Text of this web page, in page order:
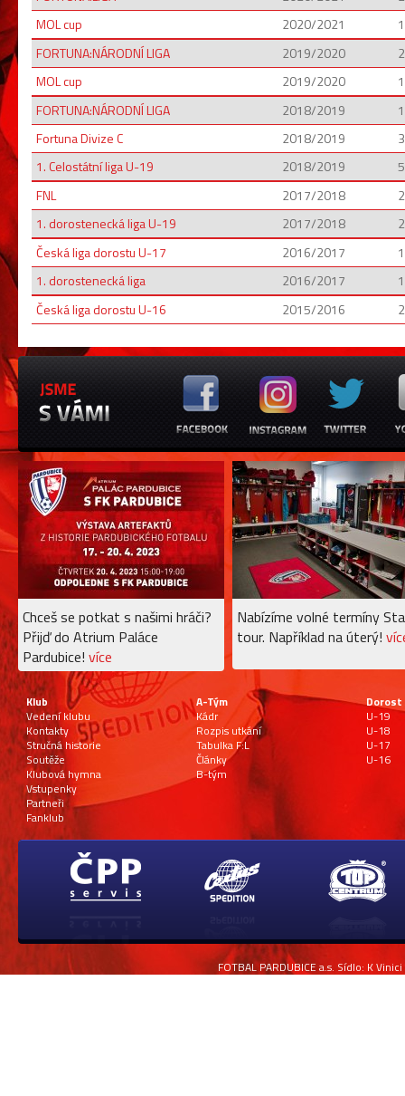
MOL cup
2020/2021
1
FORTUNA:NÁRODNÍ LIGA
2019/2020
MOL cup
2019/2020
1
FORTUNA:NÁRODNÍ LIGA
2018/2019
Fortuna Divize C
2018/2019
3
1. Celostátní liga U-19
2018/2019
5
FNL
2017/2018
2
1. dorostenecká liga U-19
2017/2018
Česká liga dorostu U-17
2016/2017
1. dorostenecká liga
2016/2017
Česká liga dorostu U-16
2015/2016
Chceš se potkat s našimi hráči?
Přijď do Atrium Paláce
Pardubice! více
Nabízíme volné termíny
tour. Například na úterý!
Klub
Vedení klubu
Kontakty
Stručná historie
Soutěže
Klubová hymna
Vstupenky
Partneři
Fanklub
A-Tým
Kádr
Rozpis utkání
Tabulka F:L
Články
B-tým
Dorost
U-19
U-18
U-17
U-16
FOTBAL PARDUBICE a.s. Sídlo: K